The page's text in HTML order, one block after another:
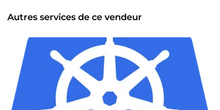
je me focalise sur Kubernetes, l’orchestrateur de
conteneurs le plus utilisé. Je maîtrise son installation, sa
solution Rancher afin d’administrer des clusters
Kubernetes aussi bien dans des environnements cloud
publics que privés. En quelques mots : 8 ans d’expérience
en IT, dont plusieurs années en tant qu’Ingénieur DevOps
Expertise en monitoring (Centreon), automatisation
(Ansible), et mise en place d’infrastructures (Terraform,
CloudFormation) Mise en œuvre de pipelines CI/CD
(GitLab) Compétences approfondies en Kubernetes et
Autres services de ce vendeur